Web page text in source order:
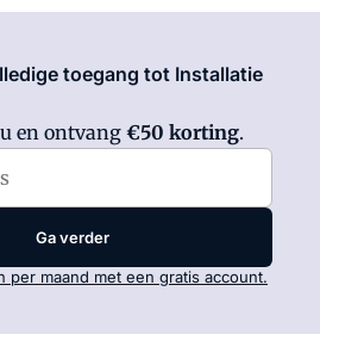
toegang tot Installatie
en ontvang €50 korting.
Ga verder
per maand met een gratis account.